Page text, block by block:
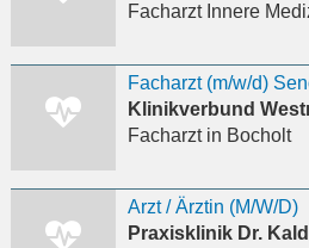
Facharzt Innere
Facharzt (m/w/d)
Klinikverbund
Facharztin Bocholt
Arzt / Ärztin (M/W/D)
Praxisklinik Dr.